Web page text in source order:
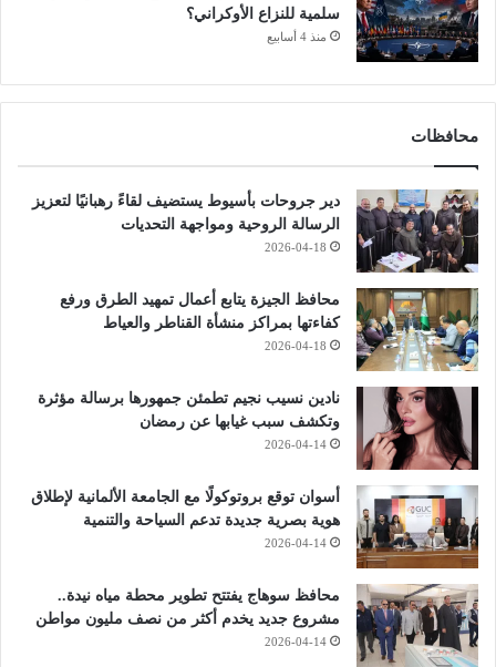
سلمية للنزاع الأوكراني؟
منذ 4 أسابيع
محافظات
دير جروحات بأسيوط يستضيف لقاءً رهبانيًا لتعزيز
الرسالة الروحية ومواجهة التحديات
2026-04-18
محافظ الجيزة يتابع أعمال تمهيد الطرق ورفع
كفاءتها بمراكز منشأة القناطر والعياط
2026-04-18
نادين نسيب نجيم تطمئن جمهورها برسالة مؤثرة
وتكشف سبب غيابها عن رمضان
2026-04-14
أسوان توقع بروتوكولًا مع الجامعة الألمانية لإطلاق
هوية بصرية جديدة تدعم السياحة والتنمية
2026-04-14
محافظ سوهاج يفتتح تطوير محطة مياه نيدة..
مشروع جديد يخدم أكثر من نصف مليون مواطن
2026-04-14